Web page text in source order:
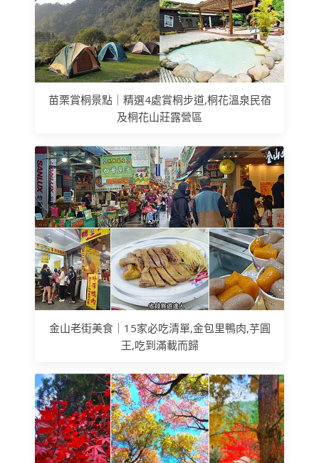
苗栗賞桐景點｜精選4處賞桐步道,桐花溫泉民宿
及桐花山莊露營區
金山老街美食｜15家必吃清單,金包里鴨肉,芋圓
王,吃到滿載而歸